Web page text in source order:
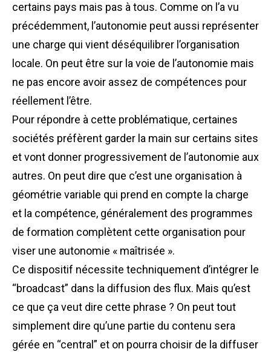
certains pays mais pas à tous. Comme on l’a vu
précédemment, l’autonomie peut aussi représenter
une charge qui vient déséquilibrer l’organisation
locale. On peut être sur la voie de l’autonomie mais
ne pas encore avoir assez de compétences pour
réellement l’être.
Pour répondre à cette problématique, certaines
sociétés préfèrent garder la main sur certains sites
et vont donner progressivement de l’autonomie aux
autres. On peut dire que c’est une organisation à
géométrie variable qui prend en compte la charge
et la compétence, généralement des programmes
de formation complètent cette organisation pour
viser une autonomie « maîtrisée ».
Ce dispositif nécessite techniquement d’intégrer le
“broadcast” dans la diffusion des flux. Mais qu’est
ce que ça veut dire cette phrase ? On peut tout
simplement dire qu’une partie du contenu sera
gérée en “central” et on pourra choisir de la diffuser